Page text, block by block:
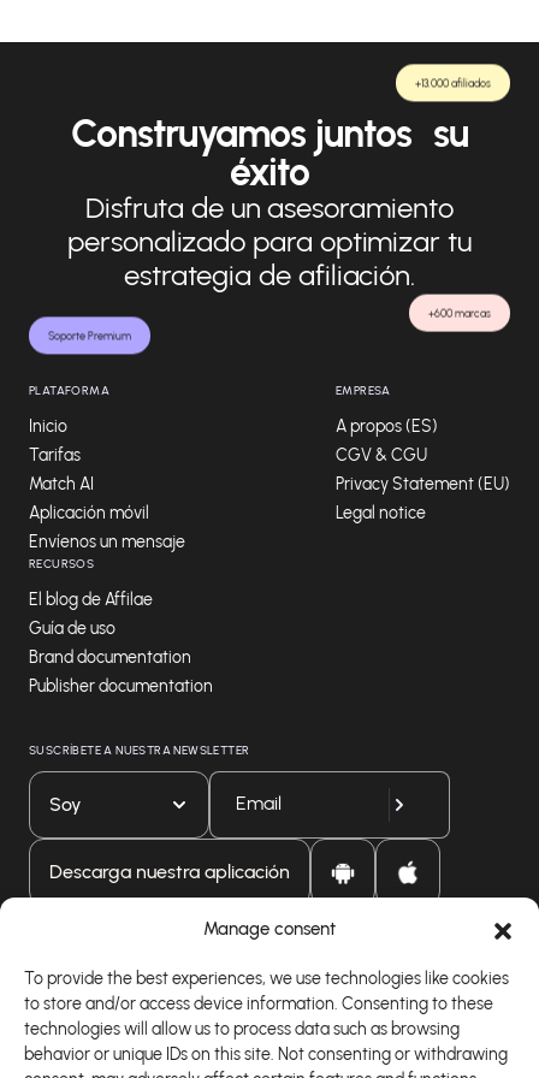
Manage consent
To provide the best experiences, we use technologies like cookies
to store and/or access device information. Consenting to these
technologies will allow us to process data such as browsing
behavior or unique IDs on this site. Not consenting or withdrawing
Soporte Premium
+600 marcas
+13.000 afiliados
Construyamos juntos su
éxito
Disfruta de un asesoramiento
personalizado para optimizar tu
estrategia de afiliación.
PLATAFORMA
Inicio
Tarifas
Match AI
Aplicación móvil
Envíenos un mensaje
EMPRESA
A propos (ES)
CGV & CGU
Privacy Statement (EU)
Legal notice
RECURSOS
El blog de Affilae
Guía de uso
Brand documentation
Publisher documentation
SUSCRÍBETE A NUESTRA NEWSLETTER
Soy
Descarga nuestra aplicación